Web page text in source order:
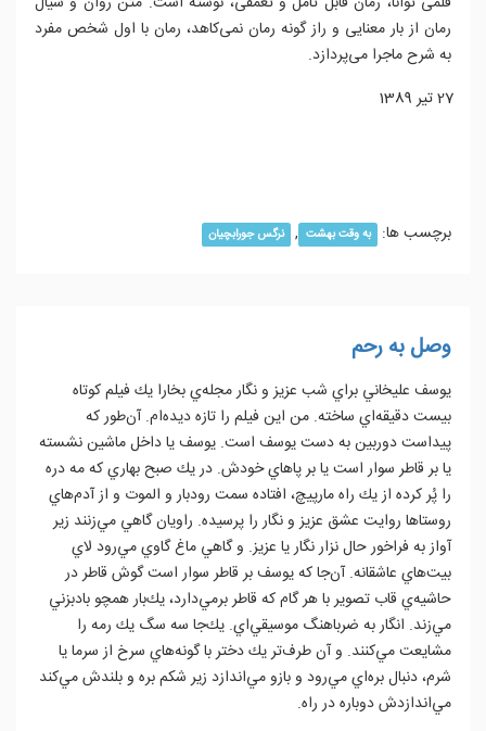
رمان از بار معنایی و راز گونه رمان نمی‌کاهد، رمان با اول شخص مفرد
به شرح ماجرا می‌پردازد.
27 تیر 1389
برچسب ها: به وقت بهشت , نرگس جورابچیان
وصل به رحم
يوسف عليخاني براي شب عزيز و نگار مجله‌ي بخارا يك فيلم كوتاه
بيست دقيقه‌اي ساخته. من اين فيلم را تازه ديده‌ام. آن‌طور كه
پيداست دوربين به دست يوسف است. يوسف يا داخل ماشين نشسته
يا بر قاطر سوار است يا بر پاهاي خودش. در يك صبح بهاري كه مه دره
را پُر كرده از يك راه مارپيچ، افتاده سمت رودبار و الموت و از آدم‌هاي
روستاها روايت عشق عزيز و نگار را پرسيده. راويان گاهي مي‌زنند زير
آواز به فراخور حال نزار نگار يا عزيز. و گاهي ماغ گاوي مي‌رود لاي
بيت‌هاي عاشقانه. آن‌جا كه يوسف بر قاطر سوار است گوش قاطر در
حاشيه‌ي قاب تصوير با هر گام كه قاطر برمي‌دارد، يك‌بار همچو بادبزني
مي‌زند. انگار به ضرباهنگ موسيقي‌اي. يك‌جا سه سگ يك رمه را
مشايعت مي‌كنند. و آن طرف‌تر يك دختر با گونه‌هاي سرخ از سرما يا
شرم، دنبال بره‌اي مي‌رود و بازو مي‌اندازد زير شكم بره و بلندش مي‌كند
مي‌اندازدش دوباره در راه.